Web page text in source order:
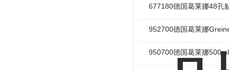
677180德国葛莱娜48孔
952700德国葛莱娜
950700德国葛莱娜